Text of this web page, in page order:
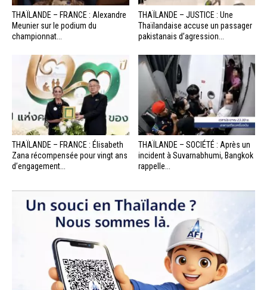
THAÏLANDE – FRANCE : Alexandre
Meunier sur le podium du
championnat...
THAÏLANDE – JUSTICE : Une
Thaïlandaise accuse un passager
pakistanais d’agression...
THAÏLANDE – FRANCE : Élisabeth
Zana récompensée pour vingt ans
d’engagement...
THAÏLANDE – SOCIÉTÉ : Après un
incident à Suvarnabhumi, Bangkok
rappelle...